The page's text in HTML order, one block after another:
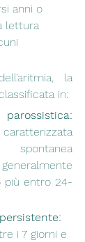
anni o
lettura
la
in:
spontanea
più entro 24-
i 7 giorni e